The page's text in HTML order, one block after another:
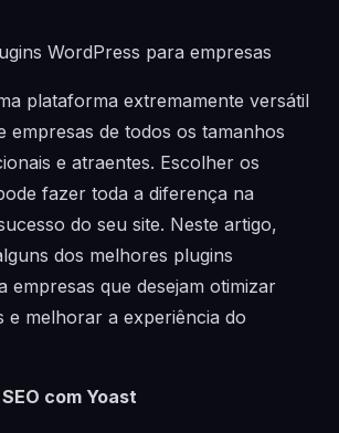
WordPress para empresas
plataforma extremamente versátil
empresas de todos os tamanhos
e atraentes. Escolher os
fazer toda a diferença na
do seu site. Neste artigo,
dos melhores plugins
empresas que desejam otimizar
e melhorar a experiência do
com Yoast